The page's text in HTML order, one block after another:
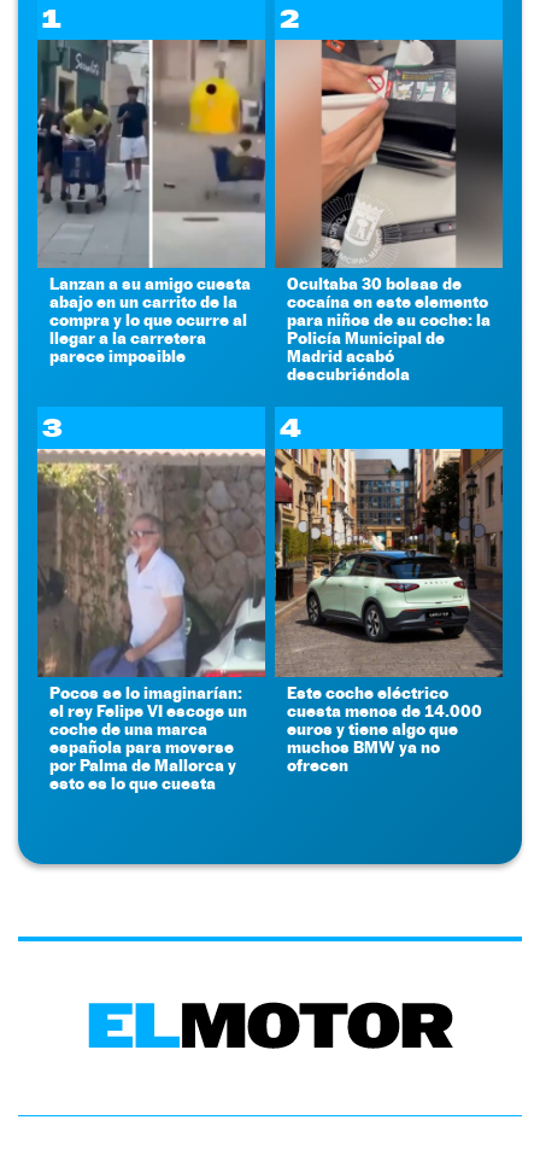
1
Lanzan a su amigo cuesta
abajo en un carrito de la
compra y lo que ocurre al
llegar a la carretera
parece imposible
2
Ocultaba 30 bolsas de
cocaína en este elemento
para niños de su coche: la
Policía Municipal de
Madrid acabó
descubriéndola
3
Pocos se lo imaginarían:
el rey Felipe VI escoge un
coche de una marca
española para moverse
por Palma de Mallorca y
esto es lo que cuesta
4
Este coche eléctrico
cuesta menos de 14.000
euros y tiene algo que
muchos BMW ya no
ofrecen